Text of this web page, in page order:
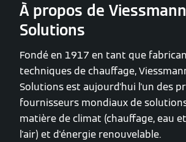
À propos de
Solutions
Fondé en 1917 en tant que
techniques de chauffage,
Solutions est aujourd'hui l'un des
fournisseurs mondiaux de
matière de climat (chauffage, eau
l'air) et d'énergie renouvelable.